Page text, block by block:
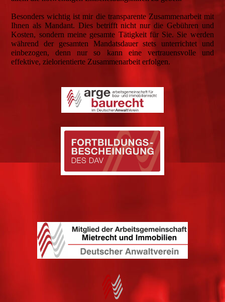
Besonders wichtig ist mir die transparente Zusammenarbeit mit
Ihnen als Mandant. Dies betrifft nicht nur die Gebühren und
Kosten, sondern meine gesamte Tätigkeit für Sie. Sie werden
während der gesamten Mandatsdauer stets unterrichtet und
einbezogen, denn nur so kann eine vertrauensvolle und
effektive, zielorientierte Zusammenarbeit erfolgen.